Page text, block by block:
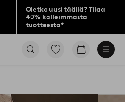
Oletko uusi täällä? Tilaa
40% kalleimmasta
tuotteesta*
Siirry
Siirry